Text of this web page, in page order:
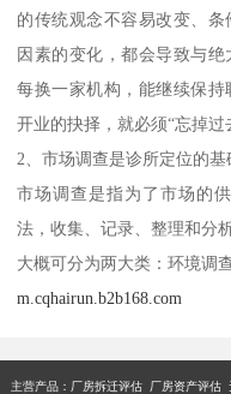
的传统观念不容易改变、
因素的变化，都会导致与绝
每换一家机构，能继续保持
开业的抉择，就必须“忘掉过
2、市场调查是诊所定位的基
市场调查是指为了市场的
法，收集、记录、整理和分
大概可分为两大类：环境调
m.cqhairun.b2b168.com
主营产品：厂房拆迁评估 厂房资产评